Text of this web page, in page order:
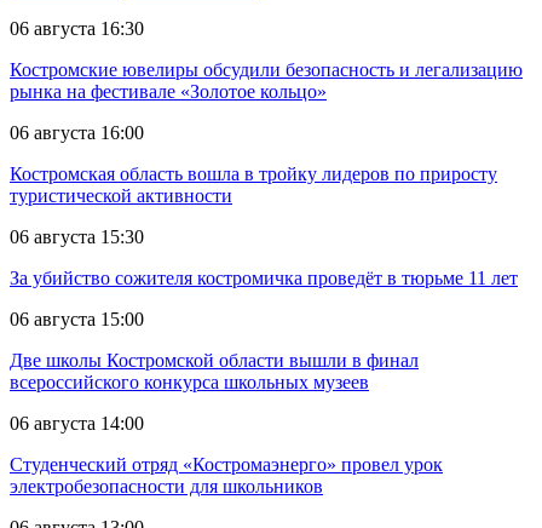
06 августа 16:30
Костромские ювелиры обсудили безопасность и легализацию
рынка на фестивале «Золотое кольцо»
06 августа 16:00
Костромская область вошла в тройку лидеров по приросту
туристической активности
06 августа 15:30
За убийство сожителя костромичка проведёт в тюрьме 11 лет
06 августа 15:00
Две школы Костромской области вышли в финал
всероссийского конкурса школьных музеев
06 августа 14:00
Студенческий отряд «Костромаэнерго» провел урок
электробезопасности для школьников